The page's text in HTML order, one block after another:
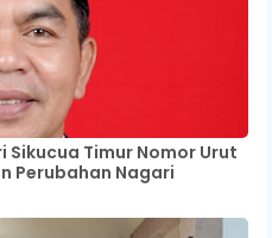
Timur Nomor Urut
Perubahan Nagari